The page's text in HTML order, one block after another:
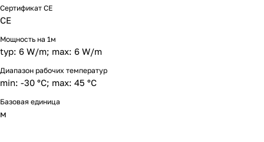
Сертификат CE
CE
Мощность на 1м
typ: 6 W/m; max: 6 W/m
Диапазон рабочих температур
min: -30 °C; max: 45 °C
Базовая единица
м